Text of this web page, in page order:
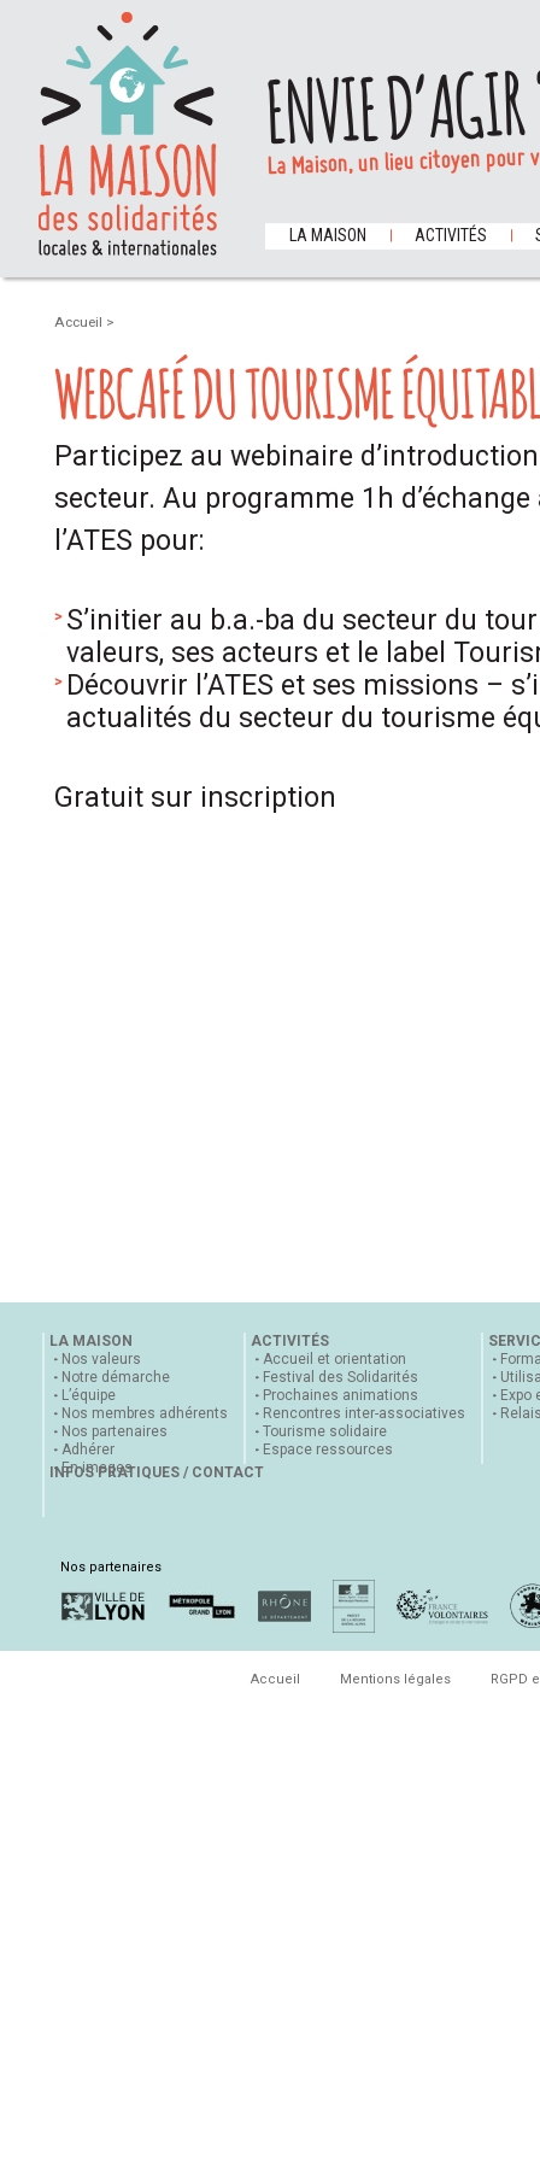
ENVIE
La Maison, un lieu citoyen
LA MAISON ACTIVITÉS
Accueil >
WEBCAFÉ DU TOURISME
Participez au webinaire
secteur. Au programme 1h d’échange
l’ATES pour:
S’initier au b.a.-ba du secteur du
valeurs, ses acteurs et le label
Découvrir l’ATES et ses missions –
actualités du secteur du tourisme
Gratuit sur inscription
LA MAISON
Nos valeurs
Notre démarche
L’équipe
Nos membres adhérents
Nos partenaires
Adhérer
En images
ACTIVITÉS
Accueil et orientation
Festival des Solidarités
Prochaines animations
Rencontres inter-associatives
Tourisme solidaire
Espace ressources
Expo
INFOS PRATIQUES / CONTACT
Nos partenaires
Accueil Mentions légales RGPD